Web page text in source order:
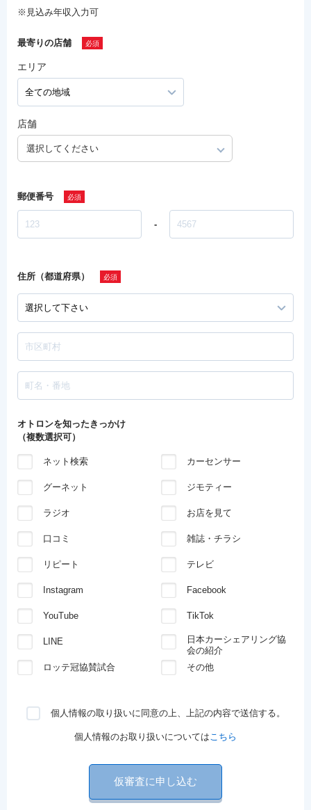
※見込み年収入力可
最寄りの店舗
エリア
店舗
選択してください
郵便番号
-
住所（都道府県）
オトロンを知ったきっかけ
（複数選択可）
ネット検索 カーセンサー
グーネット ジモティー
ラジオ お店を見て
口コミ 雑誌・チラシ
リピート テレビ
Instagram Facebook
YouTube TikTok
LINE
日本カーシェアリング協
会の紹介
ロッテ冠協賛試合
その他
個人情報の取り扱いに同意の上、上記の内容で送信する。
個人情報のお取り扱いについてはこちら
仮審査に申し込む